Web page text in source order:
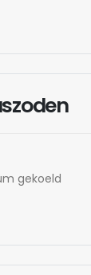
gekoeld